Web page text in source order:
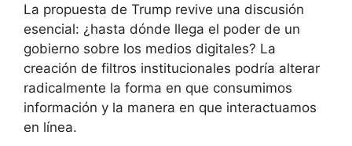
La propuesta de Trump revive una discusión
esencial: ¿hasta dónde llega el poder de un
gobierno sobre los medios digitales? La
creación de filtros institucionales podría alterar
radicalmente la forma en que consumimos
información y la manera en que interactuamos
en línea.